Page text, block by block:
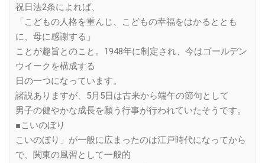
祝日法2条によれば、
「こどもの人格を重んじ、こどもの幸福をはかるととも
に、母に感謝する」
ことが趣旨とのこと。1948年に制定され、今はゴールデン
ウイークを構成する
日の一つになっています。
諸説ありますが、5月5日は古来から端午の節句として
男子の健やかな成長を願う行事が行われていたそうです。
■こいのぼり
こいのぼり」が一般に広まったのは江戸時代になってから
で、関東の風習として一般的